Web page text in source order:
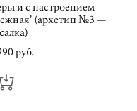
с настроением
(архетип №3 —
pуб.